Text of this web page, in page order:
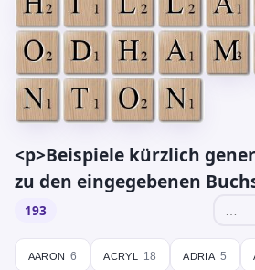
<p>Beispiele kürzlich
zu den eingegebenen
193
aaron 6 acryl 18 adria 5